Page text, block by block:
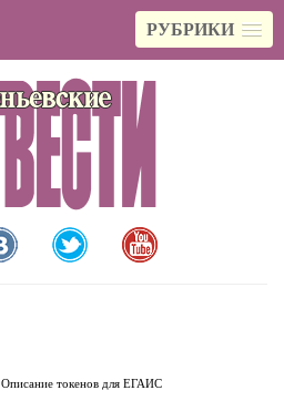
РУБРИКИ
Описание токенов для ЕГАИС